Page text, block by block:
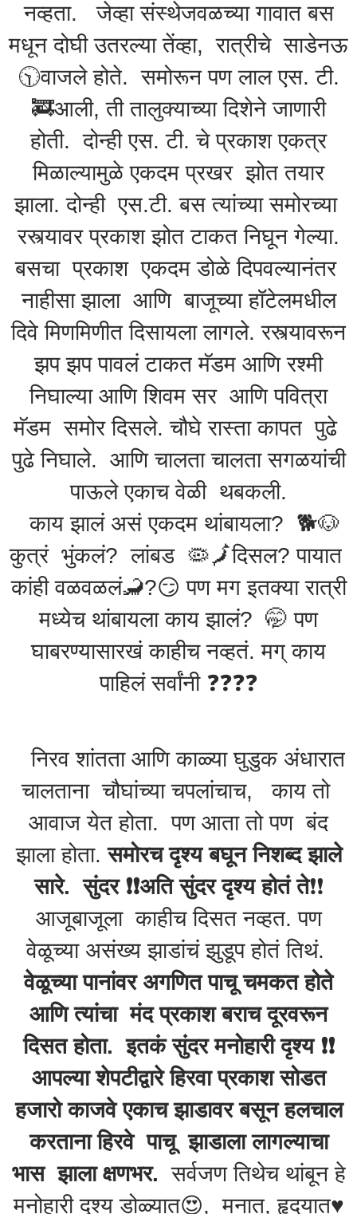
नव्हता. जेव्हा संस्थेजवळच्या गावात बस
मधून दोघी उतरल्या तेंव्हा, रात्रीचे साडेनऊ
🕥वाजले होते. समोरून पण लाल एस. टी.
🚒आली, ती तालुक्याच्या दिशेने जाणारी
होती. दोन्ही एस. टी. चे प्रकाश एकत्र
मिळाल्यामुळे एकदम प्रखर झोत तयार
झाला. दोन्ही एस.टी. बस त्यांच्या समोरच्या
रस्त्यावर प्रकाश झोत टाकत निघून गेल्या.
बसचा प्रकाश एकदम डोळे दिपवल्यानंतर
नाहीसा झाला आणि बाजूच्या हॉटेलमधील
दिवे मिणमिणीत दिसायला लागले. रस्त्यावरून
झप झप पावलं टाकत मॅडम आणि रश्मी
निघाल्या आणि शिवम सर आणि पवित्रा
मॅडम समोर दिसले. चौघे रास्ता कापत पुढे
पुढे निघाले. आणि चालता चालता सगळयांची
पाऊले एकाच वेळी थबकली.
काय झालं असं एकदम थांबायला? 🐕🐶
कुत्रं भुंकलं? लांबड 🦠🗾दिसल? पायात
कांही वळवळलं🦂?😏 पण मग इतक्या रात्री
मध्येच थांबायला काय झालं? 🤭 पण
घाबरण्यासारखं काहीच नव्हतं. मग् काय
पाहिलं सर्वांनी ❓️❓️❓️❓️
निरव शांतता आणि काळ्या घुडुक अंधारात
चालताना चौघांच्या चपलांचाच, काय तो
आवाज येत होता. पण आता तो पण बंद
झाला होता.समोरच दृश्य बघून निशब्द झाले
सारे. सुंदर ❗️❗️अति सुंदर दृश्य होतं ते❗️❗️
आजूबाजूला काहीच दिसत नव्हत. पण
वेळूच्या असंख्य झाडांचं झुडूप होतं तिथं.
वेळूच्या पानांवर अगणित पाचू चमकत होते
आणि त्यांचा मंद प्रकाश बराच दूरवरून
दिसत होता. इतकं सुंदर मनोहारी दृश्य ❗️❗️
आपल्या शेपटीद्वारे हिरवा प्रकाश सोडत
हजारो काजवे एकाच झाडावर बसून हलचाल
करताना हिरवे पाचू झाडाला लागल्याचा
भास झाला क्षणभर. सर्वजण तिथेच थांबून हे
मनोहारी दृश्य डोळ्यात😍, मनात, हृदयात♥️